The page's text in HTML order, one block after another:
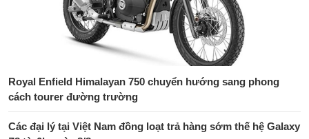
Royal Enfield Himalayan 750 chuyển hướng sang phong
cách tourer đường trường
Các đại lý tại Việt Nam đồng loạt trả hàng sớm thế hệ Galaxy